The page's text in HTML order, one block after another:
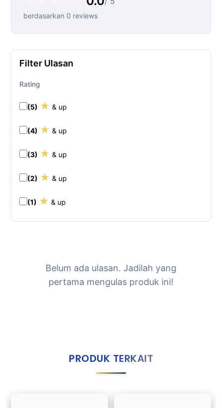
berdasarkan 0 reviews
Filter Ulasan
Rating
(5) ★ & up
(4) ★ & up
(3) ★ & up
(2) ★ & up
(1) ★ & up
Belum ada ulasan. Jadilah yang
pertama mengulas produk ini!
PRODUK TERKAIT